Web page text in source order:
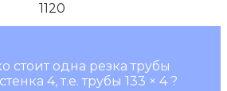
1120
стоит одна резка трубы
4, т.е. трубы 133 × 4 ?